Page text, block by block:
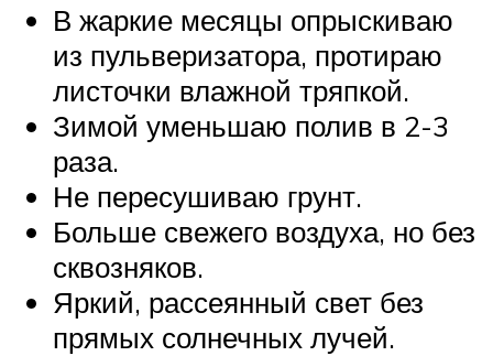
В жаркие месяцы опрыскиваю
из пульверизатора, протираю
листочки влажной тряпкой.
Зимой уменьшаю полив в 2-3
раза.
Не пересушиваю грунт.
Больше свежего воздуха, но без
сквозняков.
Яркий, рассеянный свет без
прямых солнечных лучей.